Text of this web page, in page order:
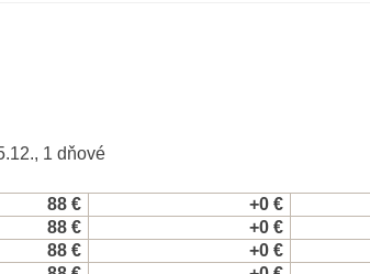
1 dňové
88 €
+0 €
88 €
+0 €
88 €
+0 €